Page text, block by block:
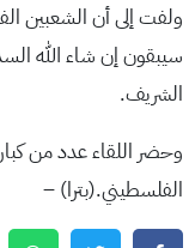
ولفت إلى أن الشعبين
سيبقون إن شاء الله
الشريف.
وحضر اللقاء عدد من كبار
الفلسطيني.(بترا) –